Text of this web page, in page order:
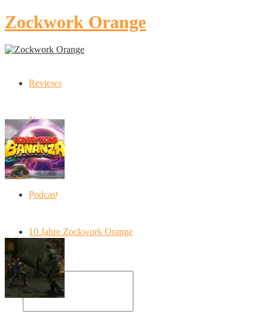
Zockwork Orange
Reviews
News
Artikel
Podcast
10 Jahre Zockwork Orange
Donkey Kong Bananza: “Ich mache alles